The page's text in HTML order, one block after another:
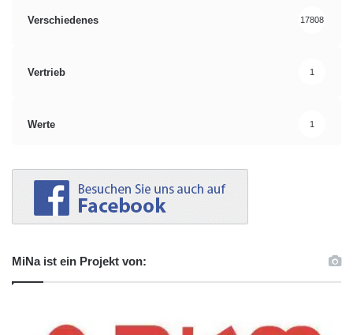
Verschiedenes 17808
Vertrieb 1
Werte 1
MiNa ist ein Projekt von: